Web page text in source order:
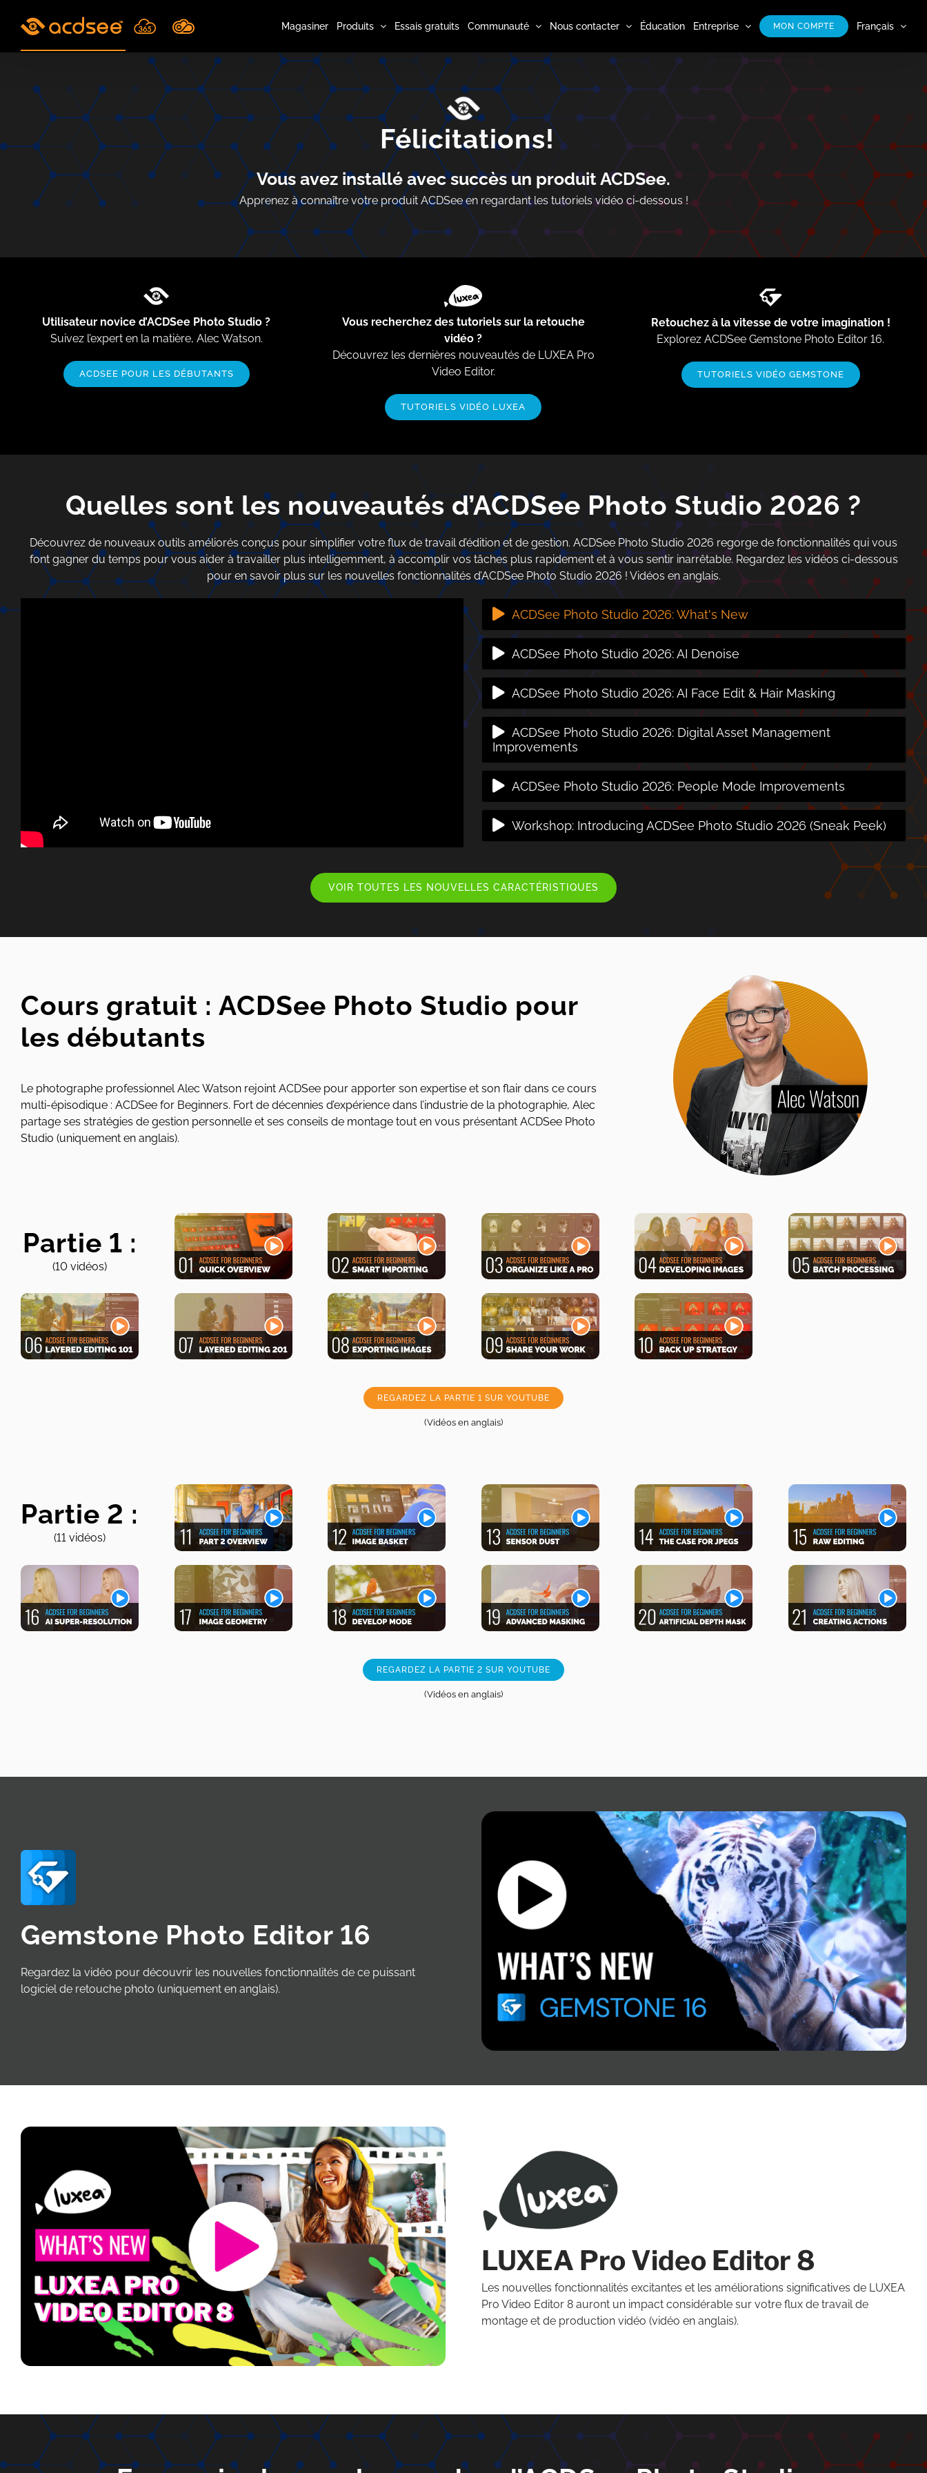
Magasiner Produits Essais gratuits Communauté Nous contacter Éducation Entreprise MON COMPTE Français
Félicitations!
Vous avez installé avec succès un produit ACDSee.
Apprenez à connaître votre produit ACDSee en regardant les tutoriels vidéo ci-dessous !
Utilisateur novice d’ACDSee PhotoStudio ?
Suivez l’expert en la matière, Alec Watson.
ACDSEE POUR LES DÉBUTANTS
Vous recherchez des tutoriels sur la retouche
vidéo ?
Découvrez les dernières nouveautés de LUXEA Pro
Video Editor.
TUTORIELS VIDÉO LUXEA
Retouchez à la vitesse de votre imagination !
Explorez ACDSee Gemstone Photo Editor 16.
TUTORIELS VIDÉO GEMSTONE
Quelles sont les nouveautés d’ACDSee Photo Studio 2026 ?
Découvrez de nouveaux outils améliorés conçus pour simplifier votre flux de travail d’édition et de gestion. ACDSee Photo Studio 2026 regorge de fonctionnalités qui vous
font gagner du temps pour vous aider à travailler plus intelligemment, à accomplir vos tâches plus rapidement et à vous sentir inarrêtable. Regardez les vidéos ci-dessous
pour en savoir plus sur les nouvelles fonctionnalités d’ACDSee Photo Studio 2026 ! Vidéos en anglais.
ACDSee Photo Studio 2026: What's New
ACDSee Photo Studio 2026: AI Denoise
ACDSee Photo Studio 2026: AI Face Edit & Hair Masking
ACDSee Photo Studio 2026: Digital Asset Management
Improvements
ACDSee Photo Studio 2026: People Mode Improvements
Workshop: Introducing ACDSee Photo Studio 2026 (Sneak Peek)
VOIR TOUTES LES NOUVELLES CARACTÉRISTIQUES
Cours gratuit : ACDSee Photo Studio pour
les débutants
Le photographe professionnel Alec Watson rejoint ACDSee pour apporter son expertise et son flair dans ce cours
multi-épisodique : ACDSee for Beginners. Fort de décennies d’expérience dans l’industrie de la photographie, Alec
partage ses stratégies de gestion personnelle et ses conseils de montage tout en vous présentant ACDSee Photo
Studio (uniquement en anglais).
Partie 1 :
(10 vidéos)
REGARDEZ LA PARTIE 1 SUR YOUTUBE
(Vidéos en anglais)
Partie 2 :
(11 vidéos)
REGARDEZ LA PARTIE 2 SUR YOUTUBE
(Vidéos en anglais)
Gemstone Photo Editor 16
Regardez la vidéo pour découvrir les nouvelles fonctionnalités de ce puissant
logiciel de retouche photo (uniquement en anglais).
LUXEA Pro Video Editor 8
Les nouvelles fonctionnalités excitantes et les améliorations significatives de LUXEA
Pro Video Editor 8 auront un impact considérable sur votre flux de travail de
montage et de production vidéo (vidéo en anglais).